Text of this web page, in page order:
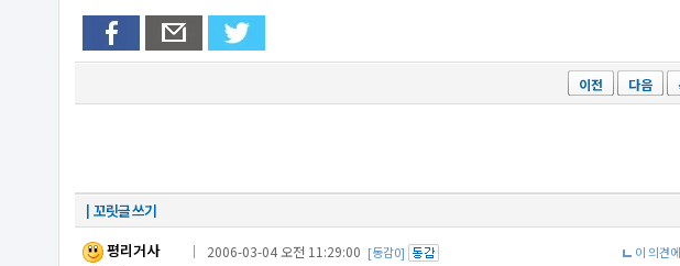
이전 다음
┃꼬릿글 쓰기
평리거사
｜ 2006-03-04 오전 11:29:00 [동감0] 이 의견